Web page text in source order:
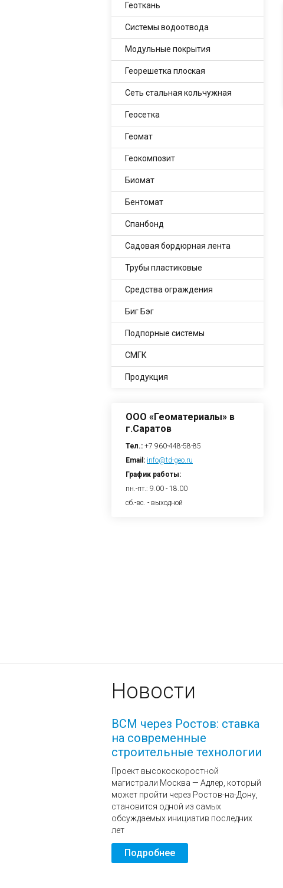
Геоткань
Системы водоотвода
Модульные покрытия
Георешетка плоская
Сеть стальная кольчужная
Геосетка
Геомат
Геокомпозит
Биомат
Бентомат
Спанбонд
Садовая бордюрная лента
Трубы пластиковые
Средства ограждения
Биг Бэг
Подпорные системы
СМГК
Продукция
ООО «Геоматериалы» в
г.Саратов
Тел.: +7 960-448-58-85
Email: info@td-geo.ru
График работы:
пн.-пт.: 9.00 - 18.00
сб.-вс. - выходной
Новости
ВСМ через Ростов: ставка
на современные
строительные технологии
Проект высокоскоростной
магистрали Москва — Адлер, который
может пройти через Ростов-на-Дону,
становится одной из самых
обсуждаемых инициатив последних
лет
Подробнее